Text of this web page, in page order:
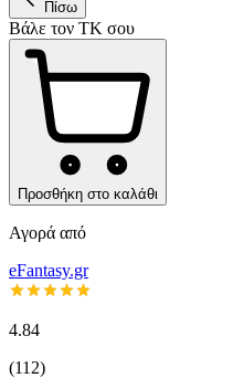
Πίσω
Βάλε τον ΤΚ σου
Προσθήκη στο καλάθι
Αγορά από
eFantasy.gr
4.84
(112)